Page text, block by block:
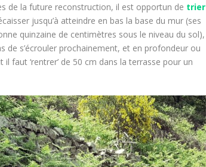
de la future reconstruction, il est opportun de trier
jusqu’à atteindre en bas la base du mur (ses
quinzaine de centimètres sous le niveau du sol),
s’écrouler prochainement, et en profondeur ou
faut ‘rentrer’ de 50 cm dans la terrasse pour un